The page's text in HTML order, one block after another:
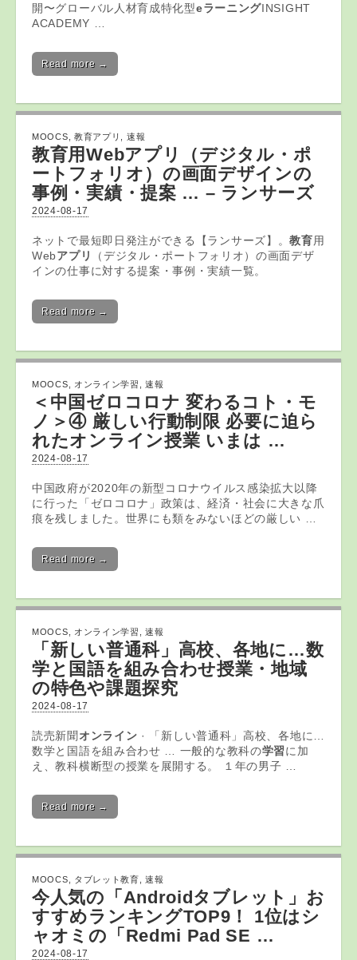
開〜グローバル人材育成特化型eラーニングINSIGHT
ACADEMY …
Read more →
MOOCS 教育アプリ 速報
教育用Webアプリ
（デジタル・ポ
ートフォリオ）の画面デザインの
事例・実績・提案 … – ランサーズ
2024-08-17
ネットで最短即日発注ができる【ランサーズ】。教育用
Webアプリ
（デジタル・ポートフォリオ）の画面デザ
インの仕事に対する提案・事例・実績一覧。
Read more →
MOOCS オンライン学習 ,速報
＜中国ゼロコロナ 変わるコト・モ
ノ＞④ 厳しい行動制限 必要に迫ら
れたオンライン授業 いまは …
2024-08-17
中国政府が2020年の新型コロナウイルス感染拡大以降
に行った「ゼロコロナ」政策は、経済・社会に大きな爪
痕を残しました。世界にも類をみないほどの厳しい …
Read more →
MOOCS オンライン学習 ,速報
「新しい普通科」高校、各地に…数
学と国語を組み合わせ授業・地域
の特色や課題探究
2024-08-17
読売新聞 オンライン · 「新しい普通科」高校、各地に…
数学と国語を組み合わせ … 一般的な教科の学習に加
え、教科横断型の授業を展開する。 １年の男子 …
Read more →
MOOCS タブレット教育 ,速報
今人気の「Androidタブレット 」お
すすめランキングTOP9！ 1位はシ
ャオミの「Redmi Pad SE …
2024-08-17